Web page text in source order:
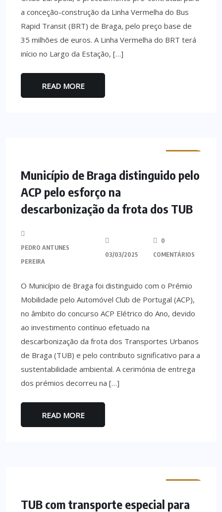
a conceção-construção da Linha Vermelha do Bus
Rapid Transit (BRT) de Braga, pelo preço base de
35 milhões de euros. A Linha Vermelha do BRT terá
início no Largo da Estação, […]
READ MORE
Município de Braga distinguido pelo
ACP pelo esforço na
descarbonização da frota dos TUB
PEDRO ANTUNES
PEREIRA
03/03/2025
0
COMENTÁRIOS
O Município de Braga foi distinguido com o Prémio
Mobilidade pelo Automóvel Club de Portugal (ACP),
no âmbito do concurso ACP Elétrico do Ano, devido
ao investimento contínuo efetuado na
descarbonização da frota dos Transportes Urbanos
de Braga (TUB) e pelo contributo significativo para a
sustentabilidade ambiental. A cerimónia de entrega
dos prémios decorreu na […]
READ MORE
TUB com transporte especial para